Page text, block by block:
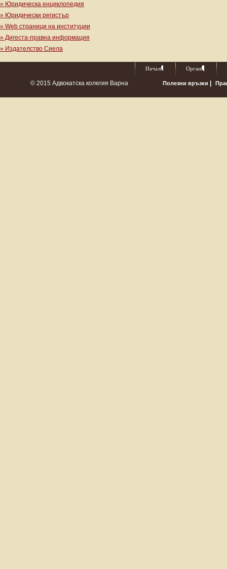
» Юридическа енциклопедия
» Юридически регистър
» Web страници на институции
» Дигеста-правна информация
» Издателство Сиела
Начало Органи
© 2015 Адвокатска колегия Варна Полезни връзки